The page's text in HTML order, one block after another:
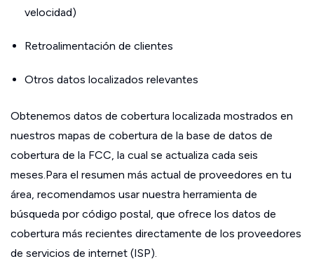
velocidad)
Retroalimentación de clientes
Otros datos localizados relevantes
Obtenemos datos de cobertura localizada mostrados en
nuestros mapas de cobertura de la base de datos de
cobertura de la FCC, la cual se actualiza cada seis
meses.Para el resumen más actual de proveedores en tu
área, recomendamos usar nuestra herramienta de
búsqueda por código postal, que ofrece los datos de
cobertura más recientes directamente de los proveedores
de servicios de internet (ISP).